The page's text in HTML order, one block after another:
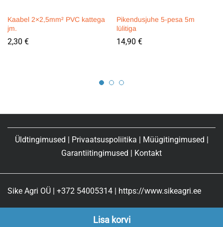
Lisa korvi
Kaabel 2×2,5mm² PVC kattega
jm.
2,30 €
Pikendusjuhe 5-pesa 5m
lülitiga
14,90 €
Üldtingimused | Privaatsuspoliitika | Müügitingimused |
Garantiitingimused | Kontakt
Sike Agri OÜ | +372 54005314 | https://www.sikeagri.ee